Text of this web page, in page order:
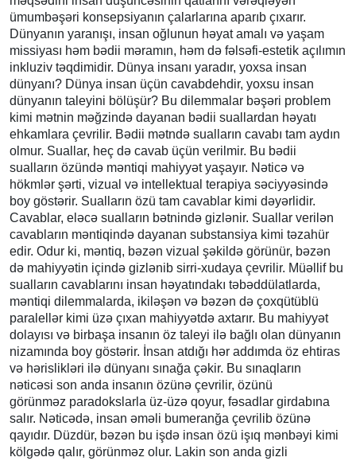
ümumbəşəri konsepsiyanın çalarlarına aparıb çıxarır.
Dünyanın yaranışı, insan oğlunun həyat amalı və yaşam
missiyası həm bədii məramın, həm də fəlsəfi-estetik açılımın
inkluziv təqdimidir. Dünya insanı yaradır, yoxsa insan
dünyanı? Dünya insan üçün cavabdehdir, yoxsu insan
dünyanın taleyini bölüşür? Bu dilemmalar bəşəri problem
kimi mətnin məğzində dayanan bədii suallardan həyatı
ehkamlara çevrilir. Bədii mətndə sualların cavabı tam aydın
olmur. Suallar, heç də cavab üçün verilmir. Bu bədii
sualların özündə məntiqi mahiyyət yaşayır. Nəticə və
hökmlər şərti, vizual və intellektual terapiya səciyyəsində
boy göstərir. Sualların özü tam cavablar kimi dəyərlidir.
Cavablar, eləcə sualların bətnində gizlənir. Suallar verilən
cavabların məntiqində dayanan substansiya kimi təzahür
edir. Odur ki, məntiq, bəzən vizual şəkildə görünür, bəzən
də mahiyyətin içində gizlənib sirri-xudaya çevrilir. Müəllif bu
sualların cavablarını insan həyatındakı təbəddülatlarda,
məntiqi dilemmalarda, ikiləşən və bəzən də çoxqütüblü
paralellər kimi üzə çıxan mahiyyətdə axtarır. Bu mahiyyət
dolayısı və birbaşa insanın öz taleyi ilə bağlı olan dünyanın
nizamında boy göstərir. İnsan atdığı hər addımda öz ehtiras
və hərislikləri ilə dünyanı sınağa çəkir. Bu sınaqların
nəticəsi son anda insanın özünə çevrilir, özünü
görünməz paradokslarla üz-üzə qoyur, fəsadlar girdabına
salır. Nəticədə, insan əməli bumeranğa çevrilib özünə
qayıdır. Düzdür, bəzən bu işdə insan özü işıq mənbəyi kimi
kölgədə qalır, görünməz olur. Lakin son anda gizli